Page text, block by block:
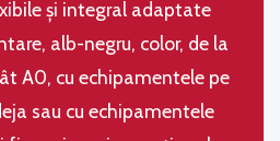
şi integral adaptate
alb-negru, color, de la
A0, cu echipamentele pe
sau cu echipamentele